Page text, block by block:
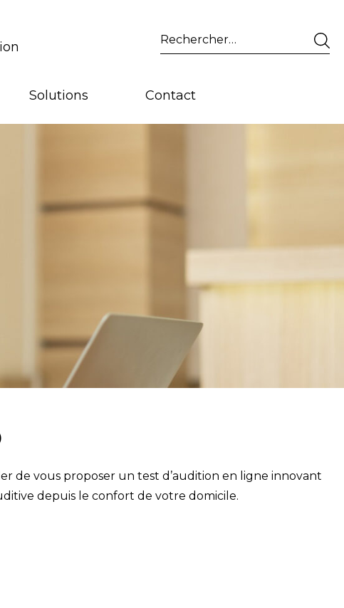
Rechercher :
Solutions Contact
de vous proposer un test d’audition en ligne innovant
depuis le confort de votre domicile.